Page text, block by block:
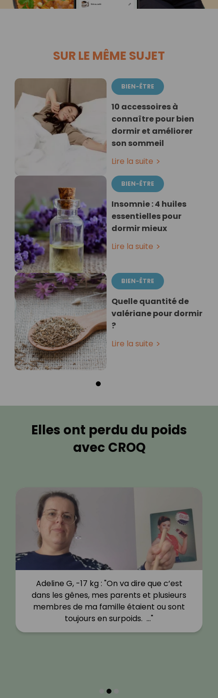
SUR LE MÊME SUJET
BIEN-ÊTRE
10 accessoires à
connaître pour bien
dormir et améliorer
son sommeil
Lire la suite
BIEN-ÊTRE
Insomnie : 4 huiles
essentielles pour
dormir mieux
Lire la suite
BIEN-ÊTRE
Quelle quantité de
valériane pour dormir
?
Lire la suite
Elles ont perdu du poids
avec CROQ
Adeline G, -17 kg : "On va dire que c’est
dans les gênes, mes parents et plusieurs
membres de ma famille étaient ou sont
toujours en surpoids. …"